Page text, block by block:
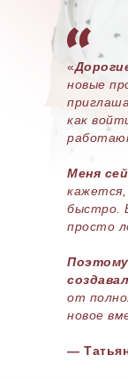
«
новые
как
Меня
быстро.
просто
от
новое
—